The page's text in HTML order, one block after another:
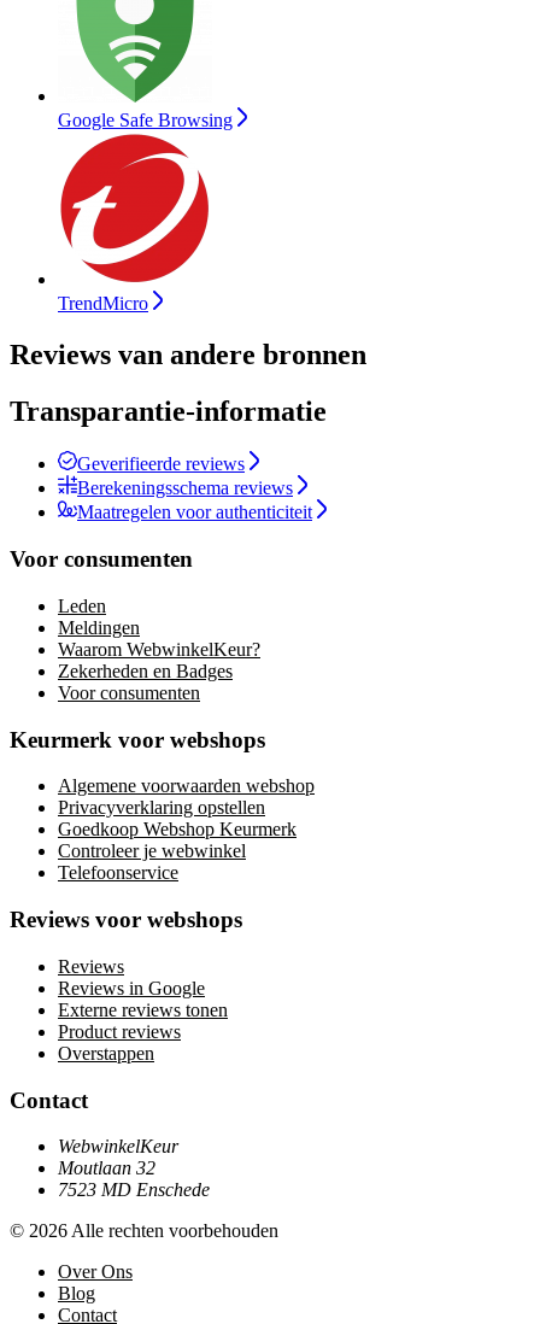
Google Safe Browsing
TrendMicro
Reviews van andere bronnen
Transparantie-informatie
Geverifieerde reviews
Berekeningsschema reviews
Maatregelen voor authenticiteit
Voor consumenten
Leden
Meldingen
Waarom WebwinkelKeur?
Zekerheden en Badges
Voor consumenten
Keurmerk voor webshops
Algemene voorwaarden webshop
Privacyverklaring opstellen
Goedkoop Webshop Keurmerk
Controleer je webwinkel
Telefoonservice
Reviews voor webshops
Reviews
Reviews in Google
Externe reviews tonen
Product reviews
Overstappen
Contact
WebwinkelKeur
Moutlaan 32
7523 MD Enschede
© 2026 Alle rechten voorbehouden
Over Ons
Blog
Contact